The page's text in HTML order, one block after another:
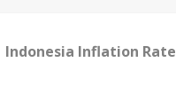
Indonesia Inflation Rate